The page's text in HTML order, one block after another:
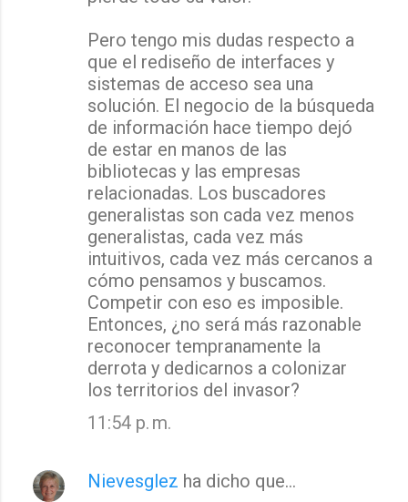
Pero tengo mis dudas respecto a
que el rediseño de interfaces y
sistemas de acceso sea una
solución. El negocio de la búsqueda
de información hace tiempo dejó
de estar en manos de las
bibliotecas y las empresas
relacionadas. Los buscadores
generalistas son cada vez menos
generalistas, cada vez más
intuitivos, cada vez más cercanos a
cómo pensamos y buscamos.
Competir con eso es imposible.
Entonces, ¿no será más razonable
reconocer tempranamente la
derrota y dedicarnos a colonizar
los territorios del invasor?
11:54 p. m.
Nievesglez ha dicho que…